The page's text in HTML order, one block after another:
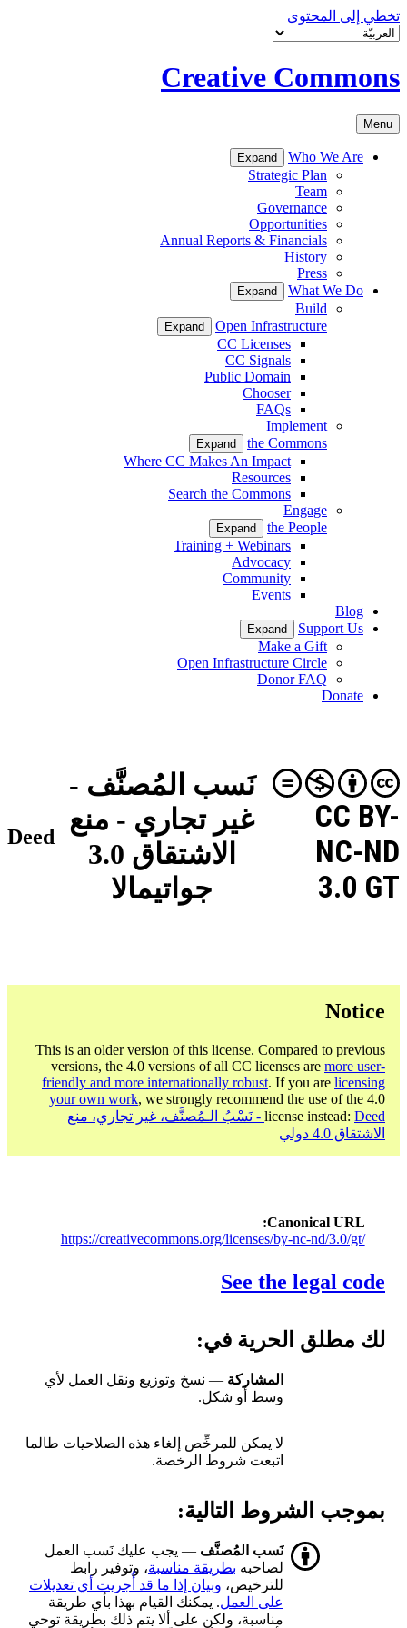
تخطي إلى المحتوى
Creative Commons
Menu
Who We Are
Expand
Strategic Plan
Team
Governance
Opportunities
Annual Reports & Financials
History
Press
What We Do
Expand
Build
Open Infrastructure
Expand
CC Licenses
CC Signals
Public Domain
Chooser
FAQs
Implement
the Commons
Expand
Where CC Makes An Impact
Resources
Search the Commons
Engage
the People
Expand
Training + Webinars
Advocacy
Community
Events
Blog
Support Us
Expand
Make a Gift
Open Infrastructure Circle
Donor FAQ
Donate
نَسب المُصنَّف -
غير تجاري - منع
الاشتقاق 3.0
جواتيمالا
CC BY-
NC-ND
3.0 GT
Deed
Notice
This is an older version of this license. Compared to previous
versions, the 4.0 versions of all CC licenses are more user-
friendly and more internationally robust. If you are licensing
your own work, we strongly recommend the use of the 4.0
license instead: Deed - نَسْبُ الـمُصنَّف، غير تجاري، منع
الاشتقاق 4.0 دولي
Canonical URL
https://creativecommons.org/licenses/by-nc-nd/3.0/gt/
See the legal code
لك مطلق الحرية في:
المشاركة — نسخ وتوزيع ونقل العمل لأي
وسط أو شكل.
لا يمكن للمرخِّص إلغاء هذه الصلاحيات طالما
اتبعت شروط الرخصة.
بموجب الشروط التالية:
نَسب المُصنَّف — يجب عليك نَسب العمل
لصاحبه بطريقة مناسبة، وتوفير رابط
للترخيص، وبيان إذا ما قد أُجريت أي تعديلات
على العمل. يمكنك القيام بهذا بأي طريقة
مناسبة، ولكن على ألا يتم ذلك بطريقة توحي